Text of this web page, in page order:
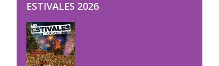
ESTIVALES 2026